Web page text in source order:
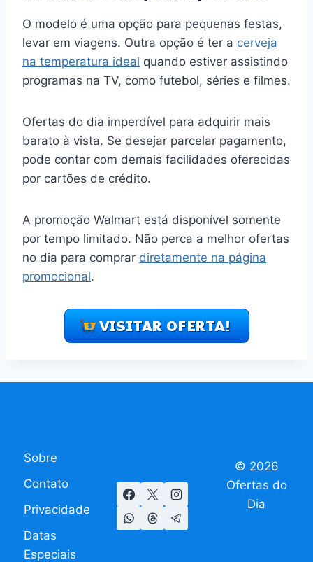
O modelo é uma opção para pequenas festas,
levar em viagens. Outra opção é ter a cerveja
na temperatura ideal quando estiver assistindo
programas na TV, como futebol, séries e filmes.
Ofertas do dia imperdível para adquirir mais
barato à vista. Se desejar parcelar pagamento,
pode contar com demais facilidades oferecidas
por cartões de crédito.
A promoção Walmart está disponível somente
por tempo limitado. Não perca a melhor ofertas
no dia para comprar diretamente na página
promocional.
Sobre
Contato
Privacidade
Datas
Especiais
© 2026
Ofertas do
Dia